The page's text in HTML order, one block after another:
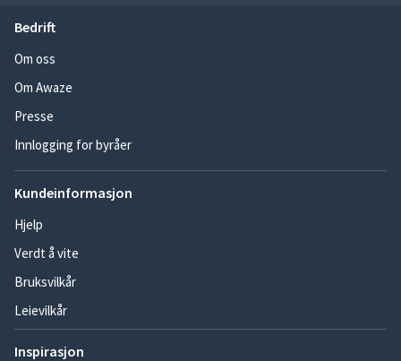
Bedrift
Om oss
Om Awaze
Presse
Innlogging for byråer
Kundeinformasjon
Hjelp
Verdt å vite
Bruksvilkår
Leievilkår
Inspirasjon